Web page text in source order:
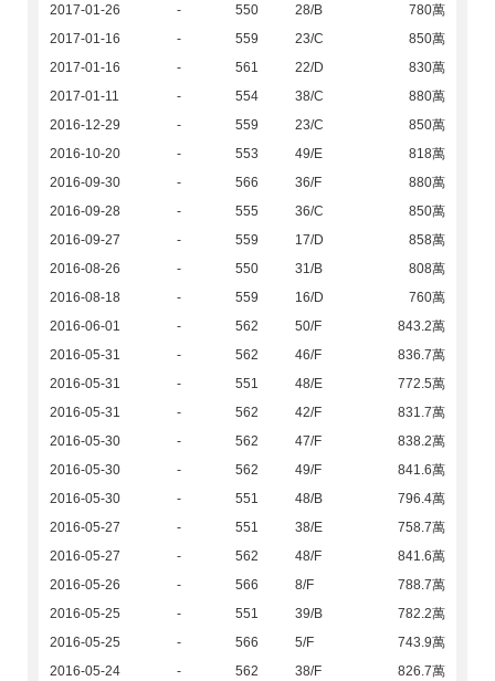
2017-01-26
- 550 28/B
780萬
2017-01-16
- 559 23/C
850萬
2017-01-16
- 561 22/D
830萬
2017-01-11
- 554 38/C
880萬
2016-12-29
- 559 23/C
850萬
2016-10-20
- 553 49/E
818萬
2016-09-30
- 566 36/F
880萬
2016-09-28
- 555 36/C
850萬
2016-09-27
- 559 17/D
858萬
2016-08-26
- 550 31/B
808萬
2016-08-18
- 559 16/D
760萬
2016-06-01
- 562 50/F
843.2萬
2016-05-31
- 562 46/F
836.7萬
2016-05-31
- 551 48/E
772.5萬
2016-05-31
- 562 42/F
831.7萬
2016-05-30
- 562 47/F
838.2萬
2016-05-30
- 562 49/F
841.6萬
2016-05-30
- 551 48/B
796.4萬
2016-05-27
- 551 38/E
758.7萬
2016-05-27
- 562 48/F
841.6萬
2016-05-26
- 566 8/F
788.7萬
2016-05-25
- 551 39/B
782.2萬
2016-05-25
- 566 5/F
743.9萬
2016-05-24
- 562 38/F
826.7萬